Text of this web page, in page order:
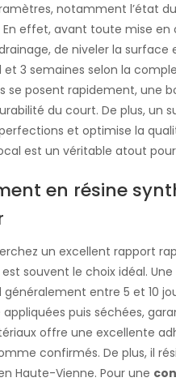
notamment l’état
effet, avant toute mise en
de niveler la
et 3 semaines selon la
se posent rapidement, une
du court. De plus, un
et optimise la
est un véritable atout
en résine
un excellent rapport
souvent le choix idéal.
généralement entre 5 et 10
puis séchées,
offre une excellente
confirmés. De plus, il
Haute-Vienne. Pour une